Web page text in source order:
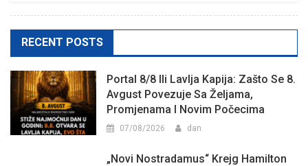
RECENT POSTS
Portal 8/8 Ili Lavlja Kapija: Zašto Se 8.
Avgust Povezuje Sa Željama,
Promjenama I Novim Počecima
07/08/2026 dan
„Novi Nostradamus“ Krejg Hamilton